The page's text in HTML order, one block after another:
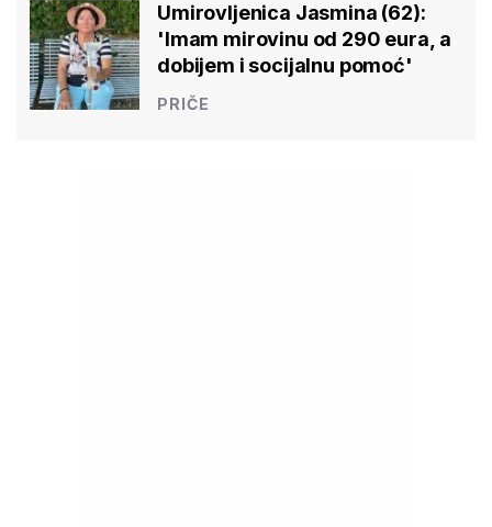
Umirovljenica Jasmina (62):
'Imam mirovinu od 290 eura, a
dobijem i socijalnu pomoć'
PRIČE